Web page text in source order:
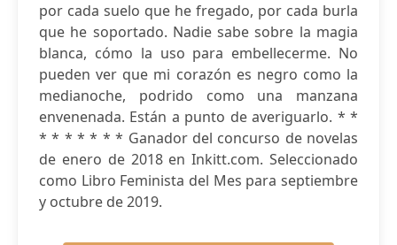
por cada suelo que he fregado, por cada burla
que he soportado. Nadie sabe sobre la magia
blanca, cómo la uso para embellecerme. No
pueden ver que mi corazón es negro como la
medianoche, podrido como una manzana
envenenada. Están a punto de averiguarlo. * *
* * * * * * * Ganador del concurso de novelas
de enero de 2018 en Inkitt.com. Seleccionado
como Libro Feminista del Mes para septiembre
y octubre de 2019.